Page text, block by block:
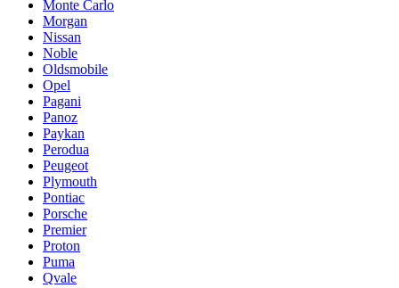
Monte Carlo
Morgan
Nissan
Noble
Oldsmobile
Opel
Pagani
Panoz
Paykan
Perodua
Peugeot
Plymouth
Pontiac
Porsche
Premier
Proton
Puma
Qvale